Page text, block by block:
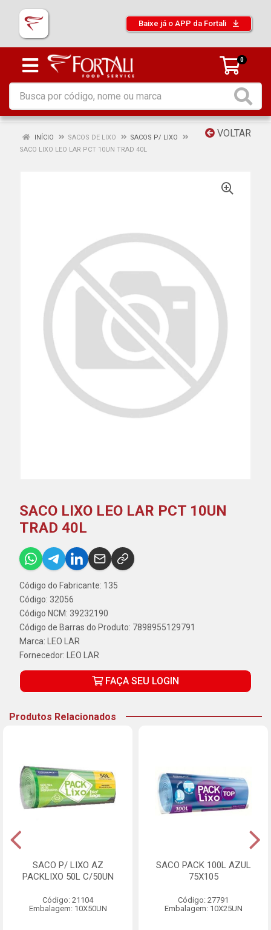
Baixe já o APP da Fortali
0
VOLTAR
INÍCIO SACOS DE LIXO
SACOS P/ LIXO
SACO LIXO LEO LAR PCT 10UN TRAD 40L
SACO LIXO LEO LAR PCT 10UN
TRAD 40L
Código do Fabricante: 135
Código: 32056
Código NCM: 39232190
Código de Barras do Produto: 7898955129791
Marca:
LEO LAR
Fornecedor:
LEO LAR
FAÇA SEU LOGIN
Produtos Relacionados
SACO P/ LIXO AZ
PACKLIXO 50L C/50UN
Código: 21104
Embalagem: 10X50UN
SACO PACK 100L AZUL
75X105
Código: 27791
Embalagem: 10X25UN